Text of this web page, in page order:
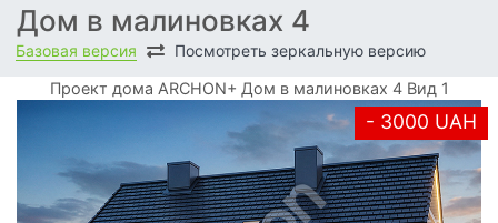
Дом в малиновках 4
Базовая версия Посмотреть зеркальную версию
Проект дома ARCHON+ Дом в малиновках 4 Вид 1
- 3000 UAH